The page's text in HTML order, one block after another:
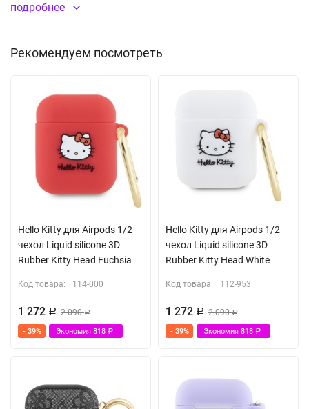
Чехол Deppa для Apple AirPods, цвет:
Ремешок
подробнее
Рекомендуем посмотреть
Hello Kitty для Airpods 1/2
чехол Liquid silicone 3D
Rubber Kitty Head Fuchsia
Код товара: 114-000
1 272 Р 2 090Р
- 39% Экономия 818 Р
Hello Kitty для Airpods 1/2
чехол Liquid silicone 3D
Rubber Kitty Head White
Код товара: 112-953
1 272 Р 2 090Р
- 39% Экономия 818 Р